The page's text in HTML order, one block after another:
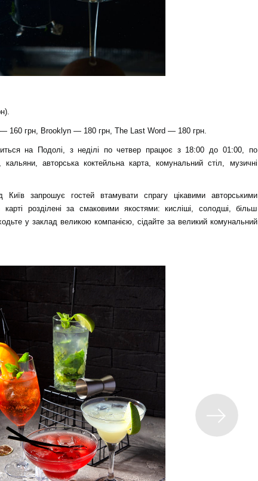
160 грн, Brooklyn — 180 грн, The Last Word — 180 грн.
на Подолі, з неділі по четвер працює з 18:00 до 01:00, по
авторська коктейльна карта, комунальний стіл, музичні
запрошує гостей втамувати спрагу цікавими авторськими
карті розділені за смаковими якостями: кисліші, солодші, більш
у заклад великою компанією, сідайте за великий комунальний